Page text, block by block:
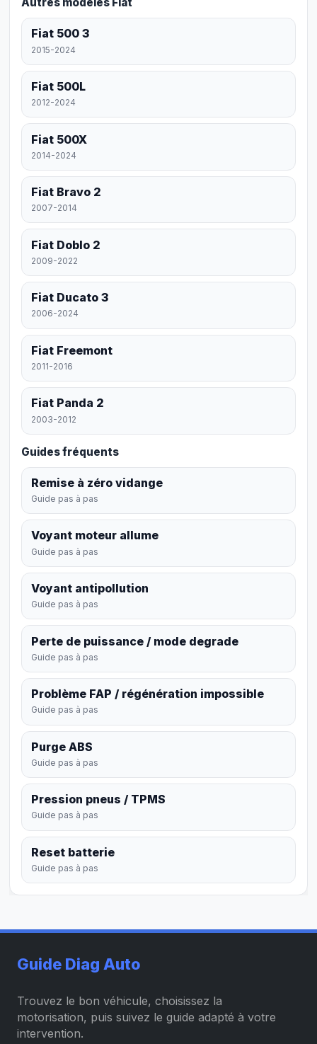
Fiat 500 3
2015-2024
Fiat 500L
2012-2024
Fiat 500X
2014-2024
Fiat Bravo 2
2007-2014
Fiat Doblo 2
2009-2022
Fiat Ducato 3
2006-2024
Fiat Freemont
2011-2016
Fiat Panda 2
2003-2012
Guides fréquents
Remise à zéro vidange
Guide pas à pas
Voyant moteur allume
Guide pas à pas
Voyant antipollution
Guide pas à pas
Perte de puissance / mode degrade
Guide pas à pas
Problème FAP / régénération impossible
Guide pas à pas
Purge ABS
Guide pas à pas
Pression pneus / TPMS
Guide pas à pas
Reset batterie
Guide pas à pas
Guide Diag Auto
Trouvez le bon véhicule, choisissez la
motorisation, puis suivez le guide adapté à votre
intervention.